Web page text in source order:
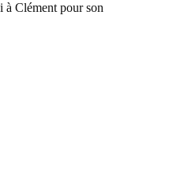
à Clément pour son